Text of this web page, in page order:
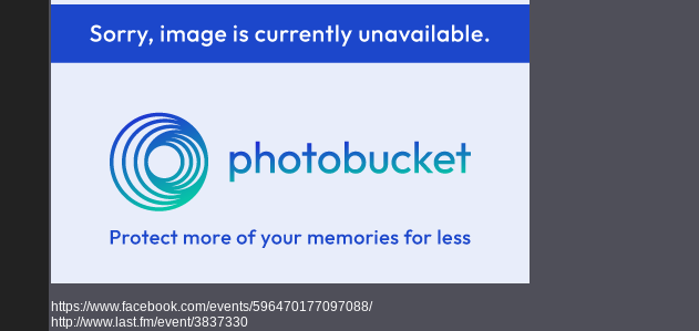
https://www.facebook.com/events/596470177097088/
http://www.last.fm/event/3837330